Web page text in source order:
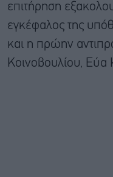
επιτήρηση
εγκέφαλος της
και η πρώην
Κοινοβουλίου, Εύα